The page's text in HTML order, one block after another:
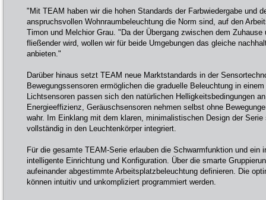
"Mit TEAM haben wir die hohen Standards der Farbwiedergabe und
anspruchsvollen Wohnraumbeleuchtung die Norm sind, auf den
Timon und Melchior Grau. "Da der Übergang zwischen dem
fließender wird, wollen wir für beide Umgebungen das gleiche
anbieten."
Darüber hinaus setzt TEAM neue Marktstandards in der
Bewegungssensoren ermöglichen die graduelle Beleuchtung in
Lichtsensoren passen sich den natürlichen Helligkeitsbedingungen
Energieeffizienz, Geräuschsensoren nehmen selbst ohne
wahr. Im Einklang mit dem klaren, minimalistischen Design der
vollständig in den Leuchtenkörper integriert.
Für die gesamte TEAM-Serie erlauben die Schwarmfunktion und ein
intelligente Einrichtung und Konfiguration. Über die smarte
aufeinander abgestimmte Arbeitsplatzbeleuchtung definieren. Die
können intuitiv und unkompliziert programmiert werden.